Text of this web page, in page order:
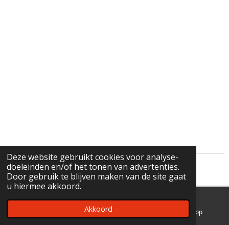
Deze website gebruikt cookies voor analyse-
doeleinden en/of het tonen van advertenties.
Door gebruik te blijven maken van de site gaat
u hiermee akkoord.
Akkoord
© 2018 - 2021 ICENATION.be
Facebook WhatsApp